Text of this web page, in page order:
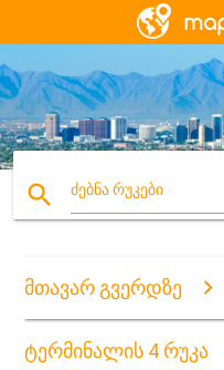
search ძებნა რუკები
მთავარ გვერდზე
ტერმინალის 4 რუკა